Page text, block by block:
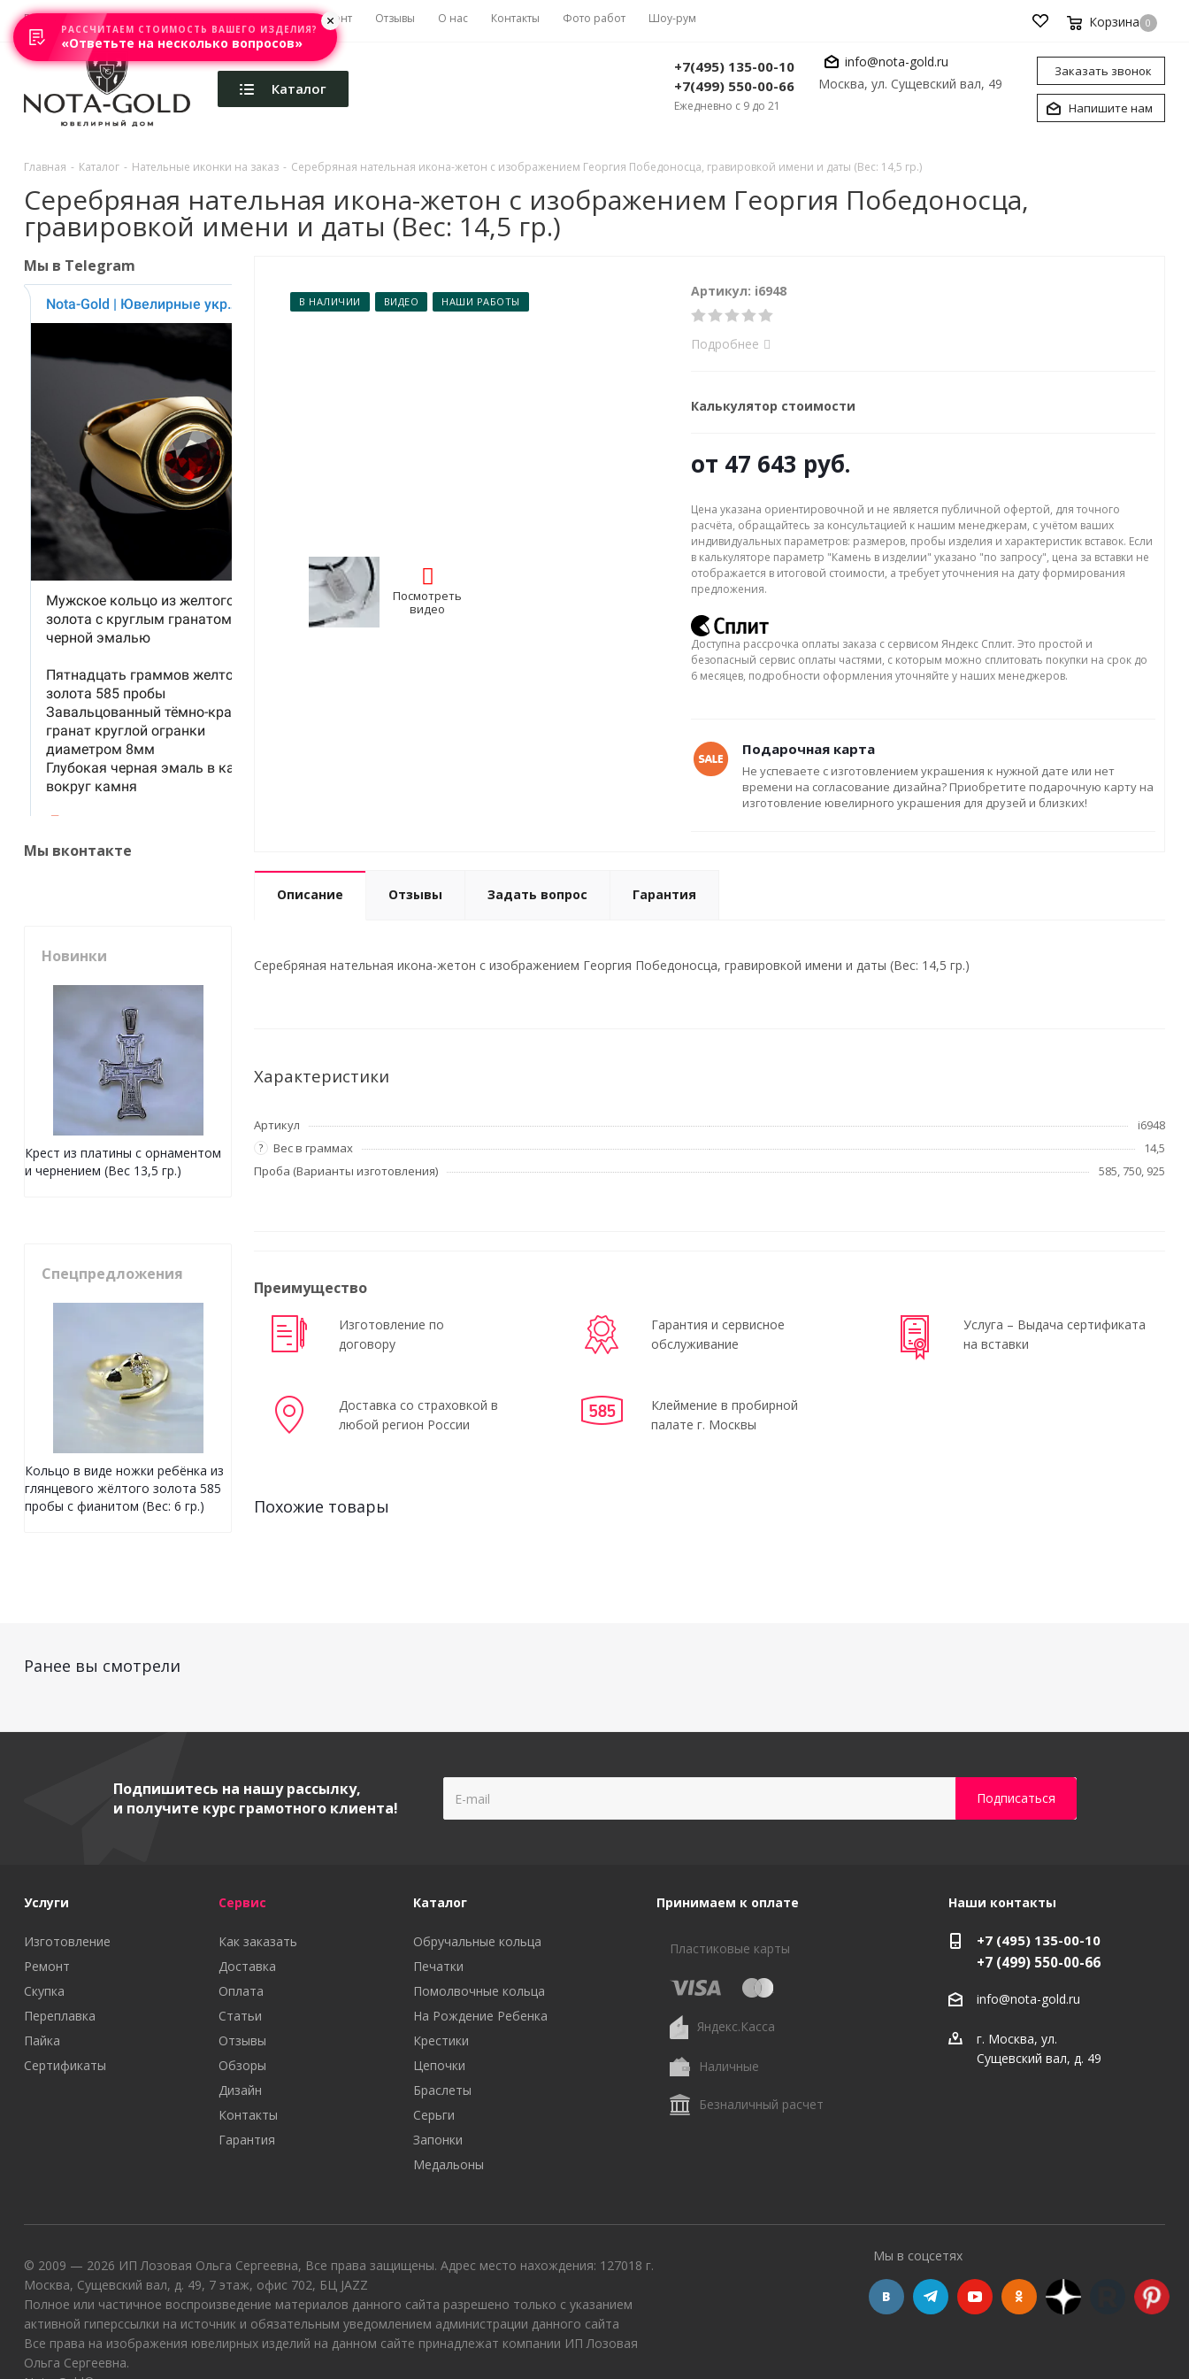
Главная Акции Каталоги Изготовление Ремонт Отзывы О нас Контакты Фото работ Шоу-рум Корзина 0
Каталог
+7(495) 135-00-10
+7(499) 550-00-66
Ежедневно с 9 до 21
info@nota-gold.ru
Москва, ул. Сущевский вал, 49
Заказать звонок
Напишите нам
Главная - Каталог - Нательные иконки на заказ - Серебряная нательная икона-жетон с изображением Георгия Победоносца, гравировкой имени и даты (Вес: 14,5 гр.)
Серебряная нательная икона-жетон с изображением Георгия Победоносца,
гравировкой имени и даты (Вес: 14,5 гр.)
В НАЛИЧИИ ВИДЕО НАШИ РАБОТЫ
Посмотреть
видео
Артикул: i6948
Подробнее
Калькулятор стоимости
от 47 643 руб.
Цена указана ориентировочной и не является публичной офертой, для точного
расчёта, обращайтесь за консультацией к нашим менеджерам, с учётом ваших
индивидуальных параметров: размеров, пробы изделия и характеристик вставок. Если
в калькуляторе параметр "Камень в изделии" указано "по запросу", цена за вставки не
отображается в итоговой стоимости, а требует уточнения на дату формирования
предложения.
Доступна рассрочка оплаты заказа с сервисом Яндекс Сплит. Это простой и
безопасный сервис оплаты частями, с которым можно сплитовать покупки на срок до
6 месяцев, подробности оформления уточняйте у наших менеджеров.
Подарочная карта
Не успеваете с изготовлением украшения к нужной дате или нет
времени на согласование дизайна? Приобретите подарочную карту на
изготовление ювелирного украшения для друзей и близких!
Описание Отзывы Задать вопрос Гарантия
Серебряная нательная икона-жетон с изображением Георгия Победоносца, гравировкой имени и даты (Вес: 14,5 гр.)
Характеристики
Артикул i6948
? Вес в граммах
14,5
Проба (Варианты изготовления)
585, 750, 925
Преимущество
Изготовление по
договору
Гарантия и сервисное
обслуживание
Услуга – Выдача сертификата
на вставки
Доставка со страховкой в
любой регион России
Клеймение в пробирной
палате г. Москвы
Похожие товары
Мы в Telegram
Мы вконтакте
Новинки
Крест из платины с орнаментом
и чернением (Вес 13,5 гр.)
Спецпредложения
Кольцо в виде ножки ребёнка из
глянцевого жёлтого золота 585
пробы с фианитом (Вес: 6 гр.)
Ранее вы смотрели
Подпишитесь на нашу рассылку,
и получите курс грамотного клиента!
Услуги
Изготовление
Ремонт
Скупка
Переплавка
Пайка
Сертификаты
Сервис
Как заказать
Доставка
Оплата
Статьи
Отзывы
Обзоры
Дизайн
Контакты
Гарантия
Каталог
Обручальные кольца
Печатки
Помолвочные кольца
На Рождение Ребенка
Крестики
Цепочки
Браслеты
Серьги
Запонки
Медальоны
Принимаем к оплате
Пластиковые карты
Яндекс.Касса
Наличные
Безналичный расчет
Наши контакты
+7 (495) 135-00-10
+7 (499) 550-00-66
info@nota-gold.ru
г. Москва, ул.
Сущевский вал, д. 49
© 2009 — 2026 ИП Лозовая Ольга Сергеевна, Все права защищены. Адрес место нахождения: 127018 г.
Москва, Сущевский вал, д. 49, 7 этаж, офис 702, БЦ JAZZ
Полное или частичное воспроизведение материалов данного сайта разрешено только с указанием
активной гиперссылки на источник и обязательным уведомлением администрации данного сайта
Все права на изображения ювелирных изделий на данном сайте принадлежат компании ИП Лозовая
Ольга Сергеевна.
Мы в соцсетях
РАССЧИТАЕМ СТОИМОСТЬ ВАШЕГО ИЗДЕЛИЯ?
«Ответьте на несколько вопросов»